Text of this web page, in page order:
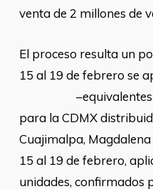
venta de 2 millones de
El proceso resulta un
15 al 19 de febrero
–equivalentes al
para la CDMX
Cuajimalpa,
15 al 19 de febrero,
unidades, confirmados